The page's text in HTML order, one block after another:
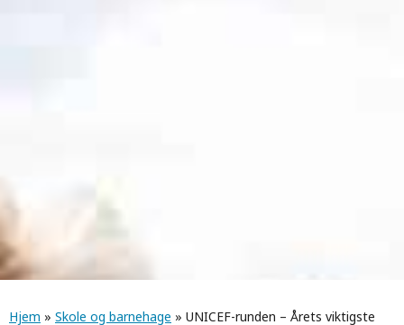
Hjem » Skole og barnehage » UNICEF-runden – Årets viktigste